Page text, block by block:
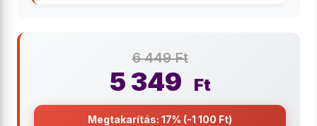
6 449 Ft
5 349 Ft
Megtakarítás: 17% (-1 100 Ft)